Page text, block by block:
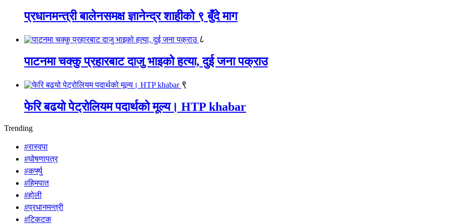
प्रधानमन्त्री बालेनसमक्ष ज्ञानेन्द्र शाहीको ९ बुँदे माग
८
पाटनमा चक्कु प्रहारबाट दाजु भाइको हत्या, दुई जना पक्राउ
९
फेरि बढयो पेट्रोलियम पदार्थको मूल्य। HTP khabar
Trending
#रास्वपा
#घोषणापत्र
#कर्फ्यु
#हिमपात
#होली
#प्रधानमन्त्री
#टिकटक